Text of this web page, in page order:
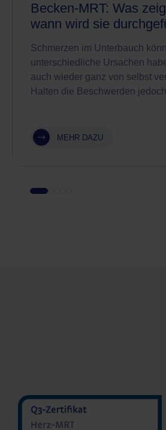
Becken-MRT: Was
wann wird sie
Schmerzen im Unterbauch
unterschiedliche Ursachen
auch wieder ganz von selbst
Halten die Beschwerden
MEHR DAZU
MVZ Radiologie Darmstadt